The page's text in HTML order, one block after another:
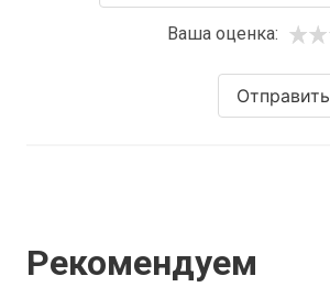
Ваша оценка:
Отправить
Рекомендуем